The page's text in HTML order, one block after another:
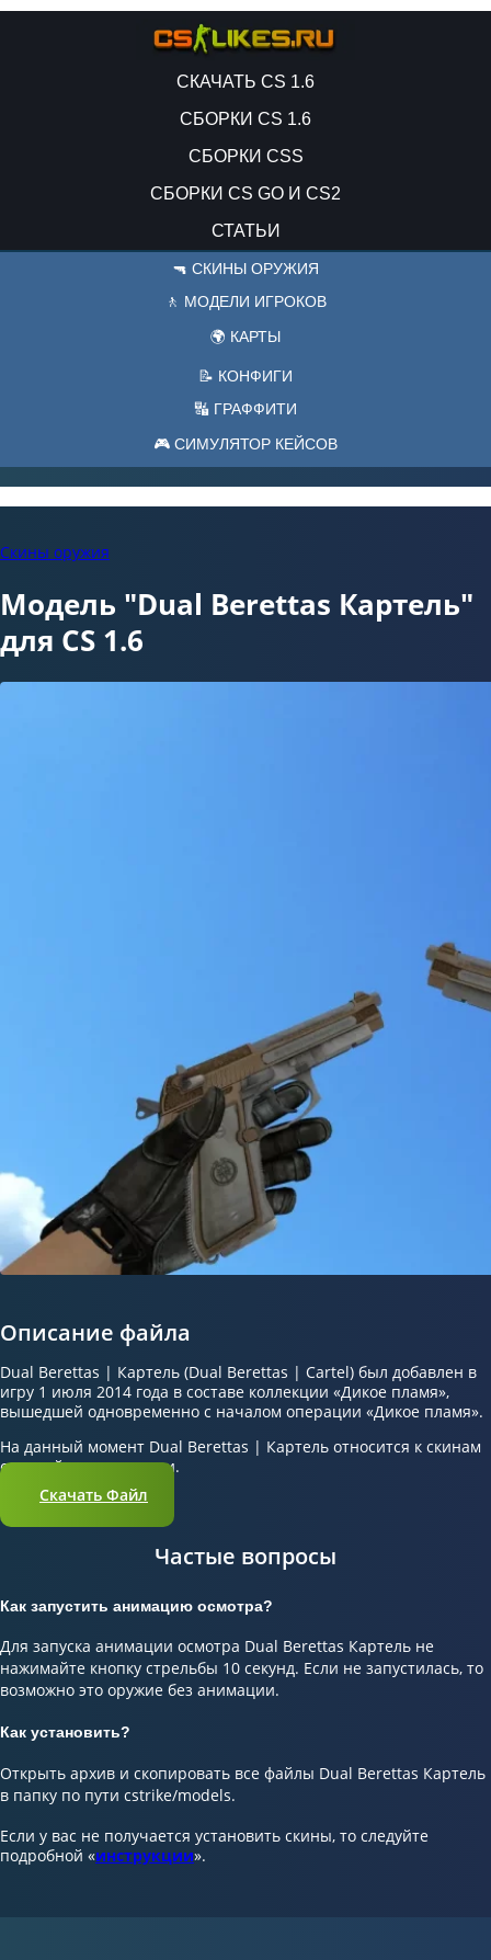
СКАЧАТЬ CS 1.6
СБОРКИ CS 1.6
СБОРКИ CSS
СБОРКИ CS GO И CS2
СТАТЬИ
🔫 СКИНЫ ОРУЖИЯ
🚶 МОДЕЛИ ИГРОКОВ
🌍 КАРТЫ
📝 КОНФИГИ
🔣 ГРАФФИТИ
🎮 СИМУЛЯТОР КЕЙСОВ
Скины оружия
Модель "Dual Berettas Картель"
для CS 1.6
Описание файла
Dual Berettas | Картель (Dual Berettas | Cartel) был добавлен в
игру 1 июля 2014 года в составе коллекции «Дикое пламя»,
вышедшей одновременно с началом операции «Дикое пламя».
На данный момент Dual Berettas | Картель относится к скинам
средней популярности.
Скачать Файл
Частые вопросы
Как запустить анимацию осмотра?
Для запуска анимации осмотра Dual Berettas Картель не
нажимайте кнопку стрельбы 10 секунд. Если не запустилась, то
возможно это оружие без анимации.
Как установить?
Открыть архив и скопировать все файлы Dual Berettas Картель
в папку по пути cstrike/models.
Если у вас не получается установить скины, то следуйте
подробной «инструкции».